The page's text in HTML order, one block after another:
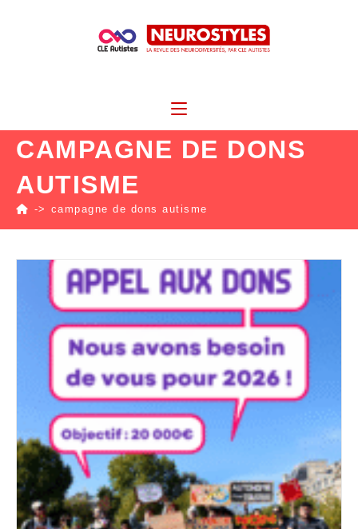
CAMPAGNE DE DONS
AUTISME
-> campagne de dons autisme